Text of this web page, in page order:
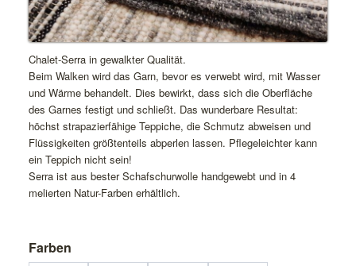
Chalet-Serra in gewalkter Qualität.
Beim Walken wird das Garn, bevor es verwebt wird, mit Wasser
und Wärme behandelt. Dies bewirkt, dass sich die Oberfläche
des Garnes festigt und schließt. Das wunderbare Resultat:
höchst strapazierfähige Teppiche, die Schmutz abweisen und
Flüssigkeiten größtenteils abperlen lassen. Pflegeleichter kann
ein Teppich nicht sein!
Serra ist aus bester Schafschurwolle handgewebt und in 4
melierten Natur-Farben erhältlich.
Farben